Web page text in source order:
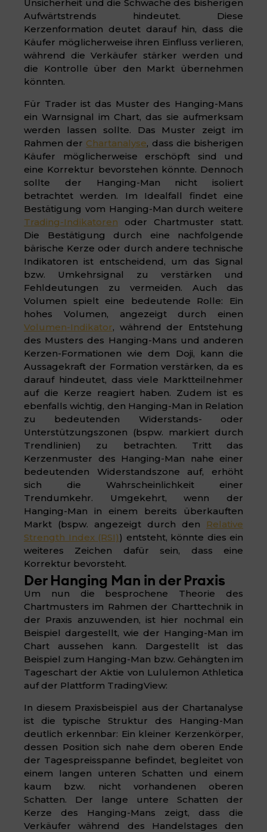
Unsicherheit und die Schwäche des bisherigen
Aufwärtstrends hindeutet. Diese
Kerzenformation deutet darauf hin, dass die
Käufer möglicherweise ihren Einfluss verlieren,
während die Verkäufer stärker werden und
die Kontrolle über den Markt übernehmen
könnten.
Für Trader ist das Muster des Hanging-Mans
ein Warnsignal im Chart, das sie aufmerksam
werden lassen sollte. Das Muster zeigt im
Rahmen der Chartanalyse, dass die bisherigen
Käufer möglicherweise erschöpft sind und
eine Korrektur bevorstehen könnte. Dennoch
sollte der Hanging-Man nicht isoliert
betrachtet werden. Im Idealfall findet eine
Bestätigung vom Hanging-Man durch weitere
Trading-Indikatoren oder Chartmuster statt.
Die Bestätigung durch eine nachfolgende
bärische Kerze oder durch andere technische
Indikatoren ist entscheidend, um das Signal
bzw. Umkehrsignal zu verstärken und
Fehldeutungen zu vermeiden. Auch das
Volumen spielt eine bedeutende Rolle: Ein
hohes Volumen, angezeigt durch einen
Volumen-Indikator, während der Entstehung
des Musters des Hanging-Mans und anderen
Kerzen-Formationen wie dem Doji, kann die
Aussagekraft der Formation verstärken, da es
darauf hindeutet, dass viele Marktteilnehmer
auf die Kerze reagiert haben. Zudem ist es
ebenfalls wichtig, den Hanging-Man in Relation
zu bedeutenden Widerstands- oder
Unterstützungszonen (bspw. markiert durch
Trendlinien) zu betrachten. Tritt das
Kerzenmuster des Hanging-Man nahe einer
bedeutenden Widerstandszone auf, erhöht
sich die Wahrscheinlichkeit einer
Trendumkehr. Umgekehrt, wenn der
Hanging-Man in einem bereits überkauften
Markt (bspw. angezeigt durch den
Relative
Strength Index (RSI)) entsteht, könnte dies ein
weiteres Zeichen dafür sein, dass eine
Korrektur bevorsteht.
Der Hanging Man in der Praxis
Um nun die besprochene Theorie des
Chartmusters im Rahmen der Charttechnik in
der Praxis anzuwenden, ist hier nochmal ein
Beispiel dargestellt, wie der Hanging-Man im
Chart aussehen kann. Dargestellt ist das
Beispiel zum Hanging-Man bzw. Gehängten im
Tageschart der Aktie von Lululemon Athletica
auf der Plattform TradingView:
In diesem Praxisbeispiel aus der Chartanalyse
ist die typische Struktur des Hanging-Man
deutlich erkennbar: Ein kleiner Kerzenkörper,
dessen Position sich nahe dem oberen Ende
der Tagespreisspanne befindet, begleitet von
einem langen unteren Schatten und einem
kaum bzw. nicht vorhandenen oberen
Schatten. Der lange untere Schatten der
Kerze des Hanging-Mans zeigt, dass die
Verkäufer während des Handelstages den